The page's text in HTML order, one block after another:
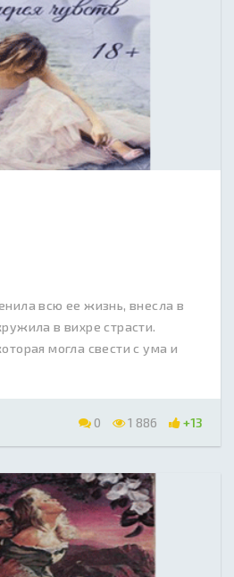
всю ее жизнь, внесла в
в вихре страсти.
могла свести с ума и
0 1 886 +13